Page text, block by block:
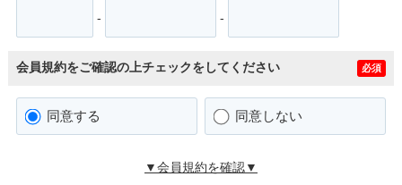
- -
会員規約をご確認の上チェックをしてください 必須
同意する 同意しない
▼会員規約を確認▼